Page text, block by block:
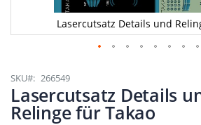
Lasercutsatz Details und
Anfang
der
Bildgalerie
springen
SKU 266549
Lasercutsatz Details
Relinge für Takao